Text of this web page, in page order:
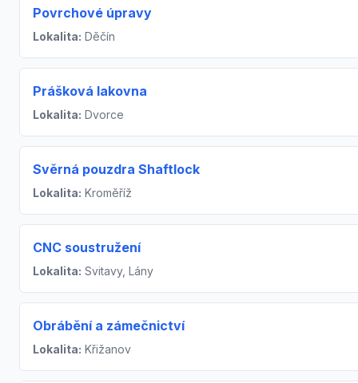
Povrchové úpravy
Lokalita: Děčín
Prášková lakovna
Lokalita: Dvorce
Svěrná pouzdra Shaftlock
Lokalita: Kroměříž
CNC soustružení
Lokalita: Svitavy, Lány
Obrábění a zámečnictví
Lokalita: Křižanov